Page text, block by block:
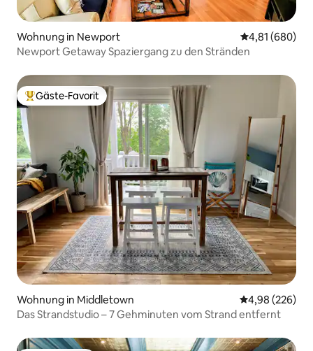
Wohnung in Newport
4,81 (680)
Newport Getaway Spaziergang zu den Stränden
Beliebter Gäste-Favorit.
Gäste-Favorit
Wohnung in Middletown
4,98 (226)
Das Strandstudio – 7 Gehminuten vom Strand entfernt